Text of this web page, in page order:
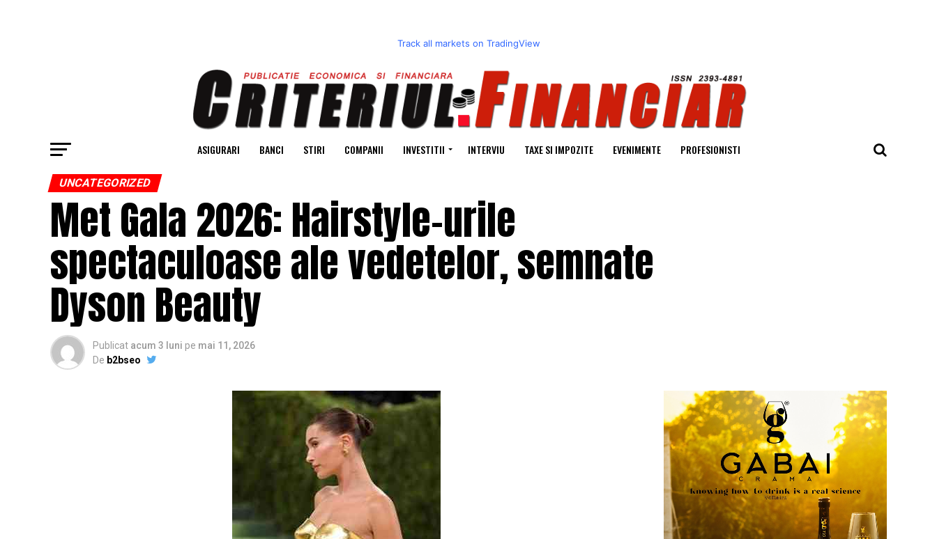
Track all markets on TradingView
ASIGURARI BANCI STIRI COMPANII INVESTITII INTERVIU TAXE SI IMPOZITE EVENIMENTE PROFESIONISTI
UNCATEGORIZED
Met Gala 2026: Hairstyle-urile
spectaculoase ale vedetelor, semnate
Dyson Beauty
Publicat acum 3 luni pe mai 11, 2026
De b2bseo